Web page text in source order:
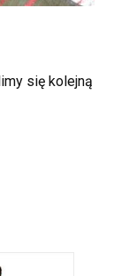
się kolejną